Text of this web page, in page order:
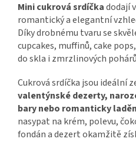
Mini cukrová srdíčkadodají
romantický a elegantní
Díky drobnému tvaru se
cupcakes, muffinů, cake
do skla i zmrzlinových
Cukrová srdíčka jsou ideální
valentýnské dezerty,
bary nebo romanticky
nasypat na krém, polevu,
fondán a dezert okamžitě